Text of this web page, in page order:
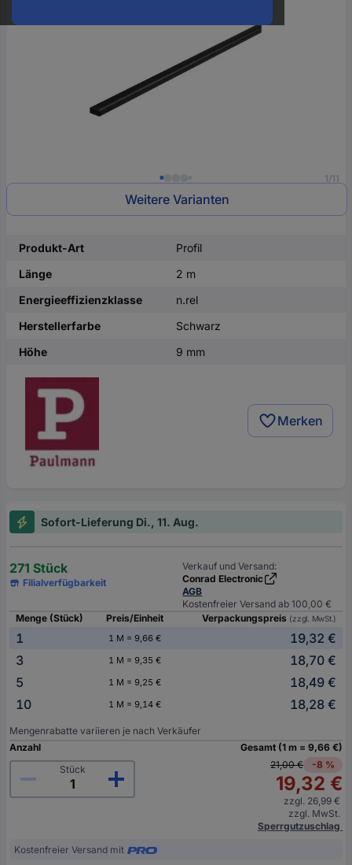
1/11
Weitere Varianten
Produkt-Art
Profil
Länge
2 m
Energieeffizienzklasse
n.rel
Herstellerfarbe
Schwarz
Höhe
9 mm
Merken
Sofort-Lieferung Di., 11. Aug.
271 Stück
Filialverfügbarkeit
Verkauf und Versand:
Conrad Electronic
AGB
Kostenfreier Versand ab 100,00 €
Menge (Stück)
Preis/Einheit Verpackungspreis (zzgl. MwSt.)
1 1 M = 9,66 €
19,32 €
3
1 M = 9,35 €
18,70 €
5
1 M = 9,25 €
18,49 €
10
1 M = 9,14 € 18,28 €
Mengenrabatte variieren je nach Verkäufer
Anzahl
Stück
Gesamt (1 m = 9,66 €)
21,00 €
-8 %
19,32 €
zzgl. 26,99 €
zzgl. MwSt.
Sperrgutzuschlag
Kostenfreier Versand mit